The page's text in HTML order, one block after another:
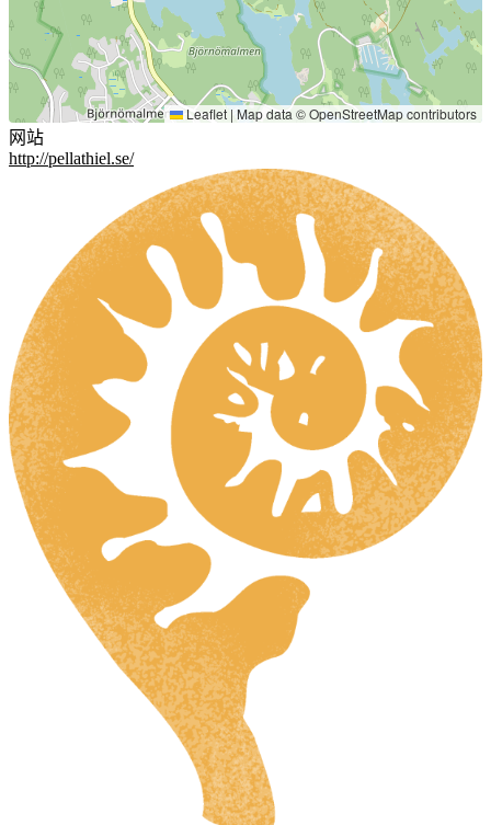
Leaflet | Map data ©OpenStreetMapcontributors
网站
http://pellathiel.se/